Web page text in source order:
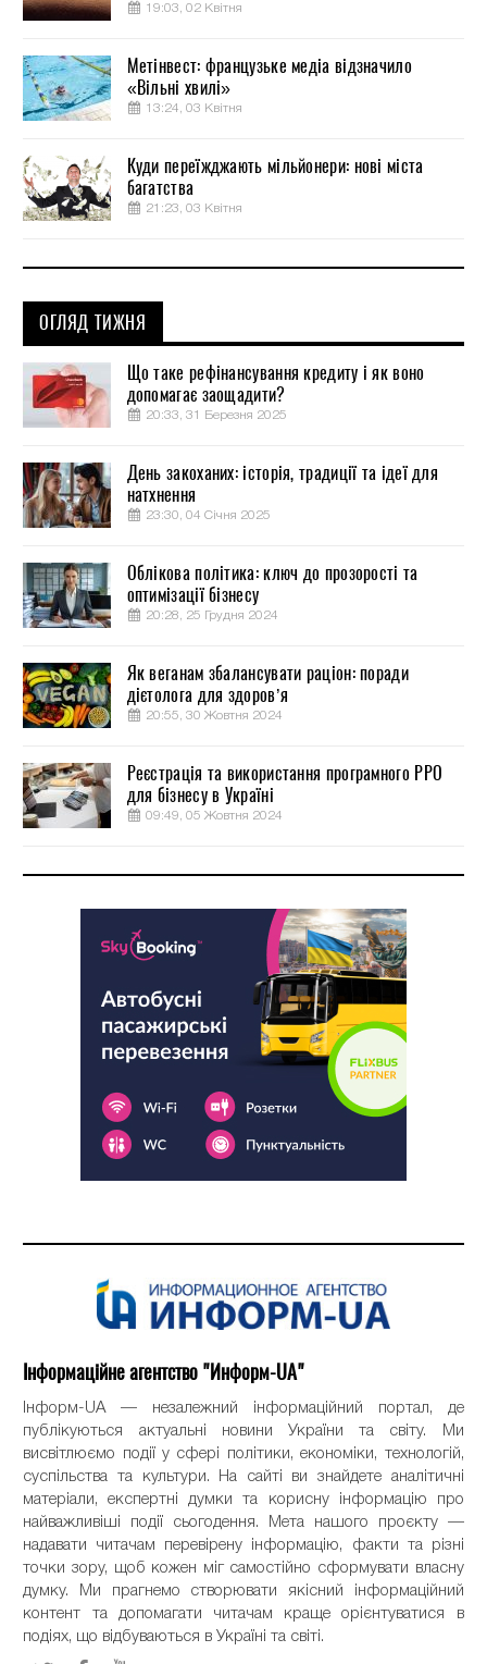
19:03, 02 Квітня
Метінвест: французьке медіа відзначило
«Вільні хвилі»
13:24, 03 Квітня
Куди переїжджають мільйонери: нові міста
багатства
21:23, 03 Квітня
ОГЛЯД ТИЖНЯ
Що таке рефінансування кредиту і як воно
допомагає заощадити?
20:33, 31 Березня 2025
День закоханих: історія, традиції та ідеї для
натхнення
23:30, 04 Січня 2025
Облікова політика: ключ до прозорості та
оптимізації бізнесу
20:28, 25 Грудня 2024
Як веганам збалансувати раціон: поради
дієтолога для здоров’я
20:55, 30 Жовтня 2024
Реєстрація та використання програмного РРО
для бізнесу в Україні
09:49, 05 Жовтня 2024
Інформаційне агентство "Информ-UA"
Інформ-UA — незалежний інформаційний портал, де
публікуються актуальні новини України та світу. Ми
висвітлюємо події у сфері політики, економіки, технологій,
суспільства та культури. На сайті ви знайдете аналітичні
матеріали, експертні думки та корисну інформацію про
найважливіші події сьогодення. Мета нашого проєкту —
надавати читачам перевірену інформацію, факти та різні
точки зору, щоб кожен міг самостійно сформувати власну
думку. Ми прагнемо створювати якісний інформаційний
контент та допомагати читачам краще орієнтуватися в
подіях, що відбуваються в Україні та світі.